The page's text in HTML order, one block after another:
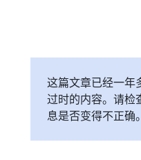
这篇文章已经一年
过时的内容。请检
息是否变得不正确。